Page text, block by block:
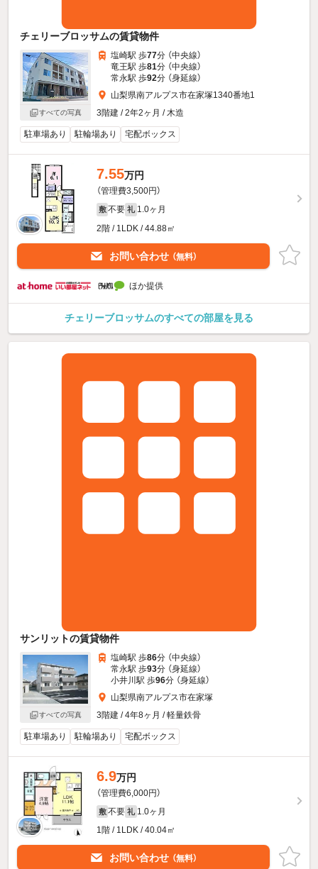
チェリーブロッサムの賃貸物件
すべての写真
塩崎駅 歩77分 （中央線）
竜王駅 歩81分 （中央線）
常永駅 歩92分 （身延線）
山梨県南アルプス市在家塚1340番地1
3階建 / 2年2ヶ月 / 木造
駐車場あり 駐輪場あり 宅配ボックス
7.55万円
（管理費3,500円）
敷 不要 礼 1.0ヶ月
2階 / 1LDK / 44.88㎡
お問い合わせ （無料）
ほか提供
チェリーブロッサムのすべての部屋を見る
サンリットの賃貸物件
すべての写真
塩崎駅 歩86分 （中央線）
常永駅 歩93分 （身延線）
小井川駅 歩96分 （身延線）
山梨県南アルプス市在家塚
3階建 / 4年8ヶ月 / 軽量鉄骨
駐車場あり 駐輪場あり 宅配ボックス
6.9万円
（管理費6,000円）
敷 不要 礼 1.0ヶ月
1階 / 1LDK / 40.04㎡
お問い合わせ （無料）